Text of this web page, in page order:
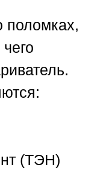
поломках,
(ТЭН)